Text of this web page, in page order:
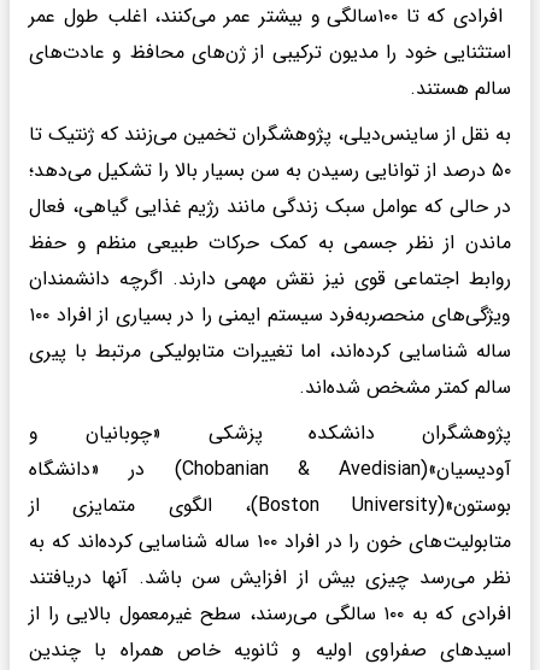
افرادی که تا ۱۰۰سالگی و بیشتر عمر می‌کنند، اغلب طول عمر
استثنایی خود را مدیون ترکیبی از ژن‌های محافظ و عادت‌های
سالم هستند.
به نقل از ساینس‌دیلی، پژوهشگران تخمین می‌زنند که ژنتیک تا
۵۰ درصد از توانایی رسیدن به سن بسیار بالا را تشکیل می‌دهد؛
در حالی که عوامل سبک زندگی مانند رژیم غذایی گیاهی، فعال
ماندن از نظر جسمی به کمک حرکات طبیعی منظم و حفظ
روابط اجتماعی قوی نیز نقش مهمی دارند. اگرچه دانشمندان
ویژگی‌های منحصربه‌فرد سیستم ایمنی را در بسیاری از افراد ۱۰۰
ساله شناسایی کرده‌اند، اما تغییرات متابولیکی مرتبط با پیری
سالم کمتر مشخص شده‌اند.
پژوهشگران دانشکده پزشکی «چوبانیان و
آودیسیان»(Chobanian & Avedisian) در «دانشگاه
بوستون»(Boston University)، الگوی متمایزی از
متابولیت‌های خون را در افراد ۱۰۰ ساله شناسایی کرده‌اند که به
نظر می‌رسد چیزی بیش از افزایش سن باشد. آنها دریافتند
افرادی که به ۱۰۰ سالگی می‌رسند، سطح غیرمعمول بالایی را از
اسیدهای صفراوی اولیه و ثانویه خاص همراه با چندین